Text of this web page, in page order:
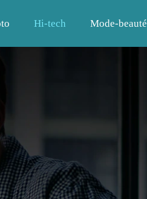
Hi-tech Mode-beauté